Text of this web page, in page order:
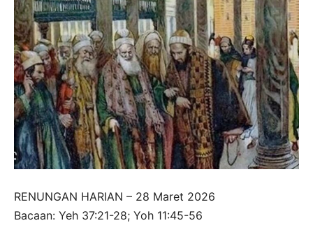
RENUNGAN HARIAN – 28 Maret 2026
Bacaan: Yeh 37:21-28; Yoh 11:45-56